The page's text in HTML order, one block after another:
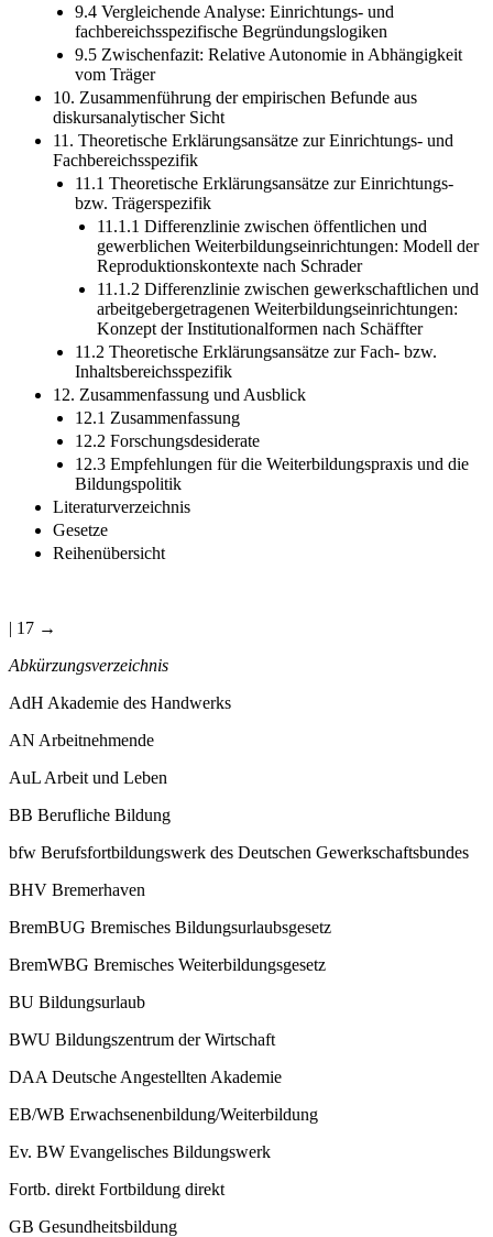
9.4 Vergleichende Analyse: Einrichtungs- und
fachbereichsspezifische Begründungslogiken
9.5 Zwischenfazit: Relative Autonomie in Abhängigkeit
vom Träger
10. Zusammenführung der empirischen Befunde aus
diskursanalytischer Sicht
11. Theoretische Erklärungsansätze zur Einrichtungs- und
Fachbereichsspezifik
11.1 Theoretische Erklärungsansätze zur Einrichtungs-
bzw. Trägerspezifik
11.1.1 Differenzlinie zwischen öffentlichen und
gewerblichen Weiterbildungseinrichtungen: Modell der
Reproduktionskontexte nach Schrader
11.1.2 Differenzlinie zwischen gewerkschaftlichen und
arbeitgebergetragenen Weiterbildungseinrichtungen:
Konzept der Institutionalformen nach Schäffter
11.2 Theoretische Erklärungsansätze zur Fach- bzw.
Inhaltsbereichsspezifik
12. Zusammenfassung und Ausblick
12.1 Zusammenfassung
12.2 Forschungsdesiderate
12.3 Empfehlungen für die Weiterbildungspraxis und die
Bildungspolitik
Literaturverzeichnis
Gesetze
Reihenübersicht
| 17 →
Abkürzungsverzeichnis
AdH Akademie des Handwerks
AN Arbeitnehmende
AuL Arbeit und Leben
BB Berufliche Bildung
bfw Berufsfortbildungswerk des Deutschen Gewerkschaftsbundes
BHV Bremerhaven
BremBUG Bremisches Bildungsurlaubsgesetz
BremWBG Bremisches Weiterbildungsgesetz
BU Bildungsurlaub
BWU Bildungszentrum der Wirtschaft
DAA Deutsche Angestellten Akademie
EB/WB Erwachsenenbildung/Weiterbildung
Ev. BW Evangelisches Bildungswerk
Fortb. direkt Fortbildung direkt
GB Gesundheitsbildung